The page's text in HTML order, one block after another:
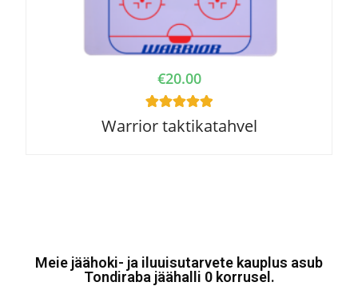
€20.00
Rated 5.00
out of 5
Warrior taktikatahvel
Meie jäähoki- ja iluuisutarvete kauplus asub
Tondiraba jäähalli 0 korrusel.